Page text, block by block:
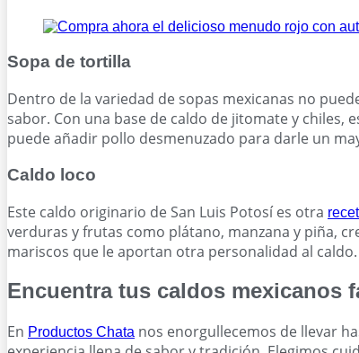
Sopa de tortilla
Dentro de la variedad de sopas mexicanas no
sabor. Con una base de caldo de jitomate y chiles,
puede añadir pollo desmenuzado para darle un
Caldo loco
Este caldo originario de San Luis Potosí es otra
verduras y frutas como plátano, manzana y piña,
mariscos que le aportan otra personalidad al caldo.
Encuentra tus caldos mexicanos
En Productos Chata nos enorgullecemos de llevar